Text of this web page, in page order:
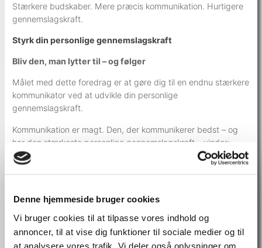
Denne hjemmeside bruger cookies
Vi bruger cookies til at tilpasse vores indhold og
annoncer, til at vise dig funktioner til sociale medier og til
at analysere vores trafik. Vi deler også oplysninger om
Stærkere budskaber. Mere præcis kommunikation. Hurtigere
gennemslagskraft.
Styrk din personlige gennemslagskraft
Bliv den, man lytter til – og følger
Målet med dette foredrag er at gøre dig til en endnu stærkere
kommunikator ved at udvikle din personlige
gennemslagskraft.
Kommunikation er magt. Den, der kommunikerer bedst – og
har den stærkeste personlige gennemslagskraft – vinder:
Kunden, ordren, forfremmelsen eller medarbejdernes tillid.
Midt i en tidevandsbølge af information konkurrerer vi ikke
samarbejdspartnerens eller lederens opmærksomhed, har du
et problem. Et stort et.
Med afsæt i bestselleren Personlig gennemslagskraft – syv